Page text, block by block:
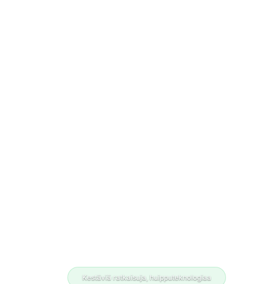
Kestäviä ratkaisuja, huipputeknologiaa